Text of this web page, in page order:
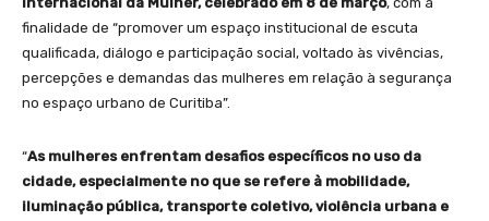
finalidade de “promover um espaço institucional de escuta
qualificada, diálogo e participação social, voltado às vivências,
percepções e demandas das mulheres em relação à segurança
no espaço urbano de Curitiba”.
“As mulheres enfrentam desafios específicos no uso da
cidade, especialmente no que se refere à mobilidade,
iluminação pública, transporte coletivo, violência urbana e